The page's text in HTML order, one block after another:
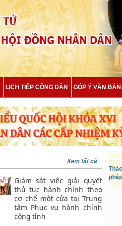
LỊCH TIẾP CÔNG DÂN GÓP Ý VĂN BẢN
Xem tất cả
Giám sát việc giải quyết
thủ tục hành chính theo
cơ chế một cửa tại Trung
tâm Phục vụ hành chính
công tỉnh
Đại